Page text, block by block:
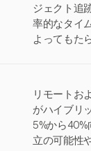
ジェクト追
率的なタイ
よってもた
リモートお
がハイブリ
5%から
立の可能性